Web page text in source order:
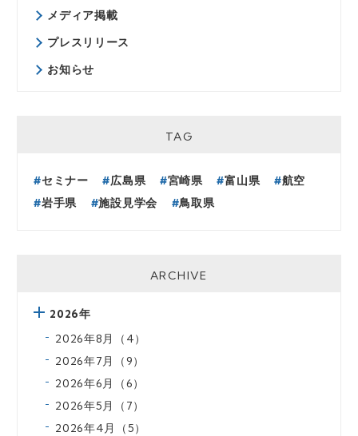
メディア掲載
プレスリリース
お知らせ
TAG
セミナー 広島県 宮崎県 富山県
航空
岩手県
施設見学会 鳥取県
ARCHIVE
2026年
2026年8月（4）
2026年7月（9）
2026年6月（6）
2026年5月（7）
2026年4月（5）